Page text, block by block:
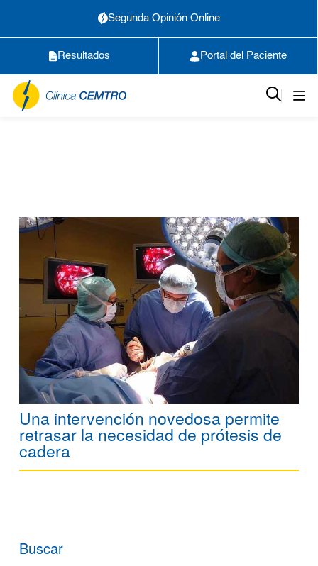
Segunda Opinión Online
Resultados Portal del Paciente
Una intervención novedosa permite
retrasar la necesidad de prótesis de
cadera
Buscar